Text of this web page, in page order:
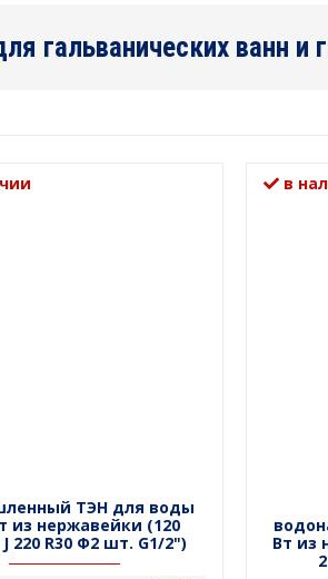
гальванических ванн и
ТЭН для воды
из нержавейки (120
220 R30 Ф2 шт. G1/2")
в
Вт из